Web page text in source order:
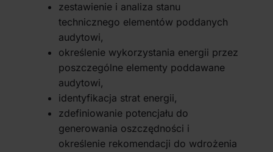
zestawienie i analiza stanu
technicznego elementów poddanych
audytowi,
określenie wykorzystania energii przez
poszczególne elementy poddawane
audytowi,
identyfikacja strat energii,
zdefiniowanie potencjału do
generowania oszczędności i
określenie rekomendacji do wdrożenia